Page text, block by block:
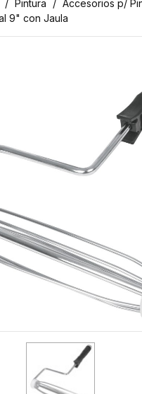
Pintura
Accesorios p/
9" con Jaula